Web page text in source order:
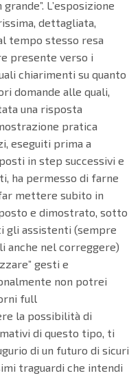
L’esposizione
dettagliata,
tempo stesso resa
presente verso i
chiarimenti su quanto
domande alle quali,
una risposta
pratica
eseguiti prima a
in step successivi e
ha permesso di farne
mettere subito in
e dimostrato, sotto
gli assistenti (sempre
anche nel correggere)
gesti e
non potrei
full
la possibilità di
di questo tipo, ti
di un futuro di sicuri
traguardi che intendi